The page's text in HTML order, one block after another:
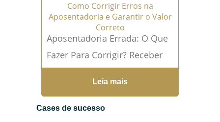
Como Corrigir Erros na
Aposentadoria e Garantir o Valor
Correto
Aposentadoria Errada: O Que
Fazer Para Corrigir? Receber
uma aposentadoria com valor
abaixo do esperado ou
perceber que seu benefício foi
Leia mais
Cases de sucesso